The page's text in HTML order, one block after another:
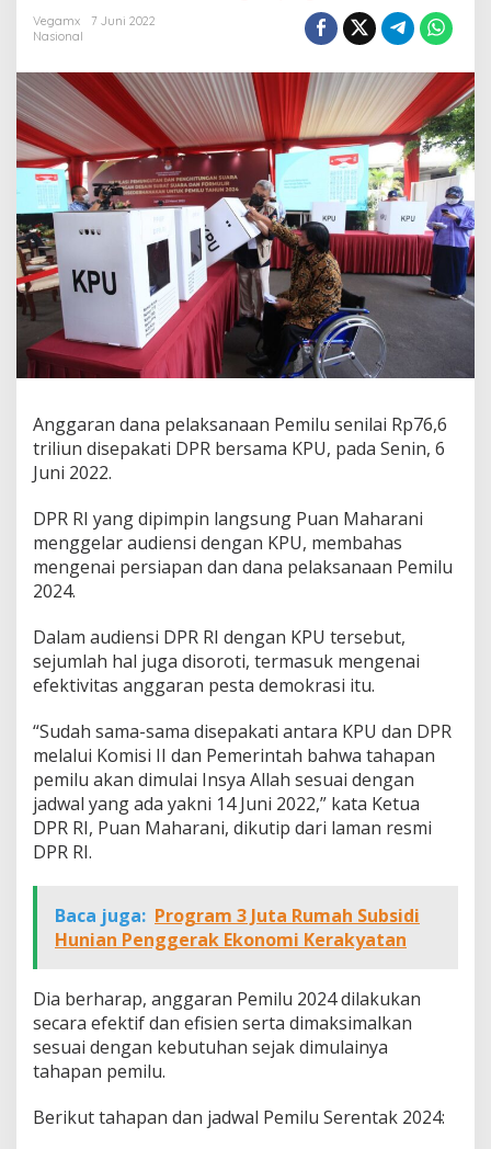
Vegamx
7 Juni 2022
Nasional
Anggaran dana pelaksanaan Pemilu senilai Rp76,6
triliun disepakati DPR bersama KPU, pada Senin, 6
Juni 2022.
DPR RI yang dipimpin langsung Puan Maharani
menggelar audiensi dengan KPU, membahas
mengenai persiapan dan dana pelaksanaan Pemilu
2024.
Dalam audiensi DPR RI dengan KPU tersebut,
sejumlah hal juga disoroti, termasuk mengenai
efektivitas anggaran pesta demokrasi itu.
“Sudah sama-sama disepakati antara KPU dan DPR
melalui Komisi II dan Pemerintah bahwa tahapan
pemilu akan dimulai Insya Allah sesuai dengan
jadwal yang ada yakni 14 Juni 2022,” kata Ketua
DPR RI, Puan Maharani, dikutip dari laman resmi
DPR RI.
Baca juga: Program 3 Juta Rumah Subsidi
Hunian Penggerak Ekonomi Kerakyatan
Dia berharap, anggaran Pemilu 2024 dilakukan
secara efektif dan efisien serta dimaksimalkan
sesuai dengan kebutuhan sejak dimulainya
tahapan pemilu.
Berikut tahapan dan jadwal Pemilu Serentak 2024: